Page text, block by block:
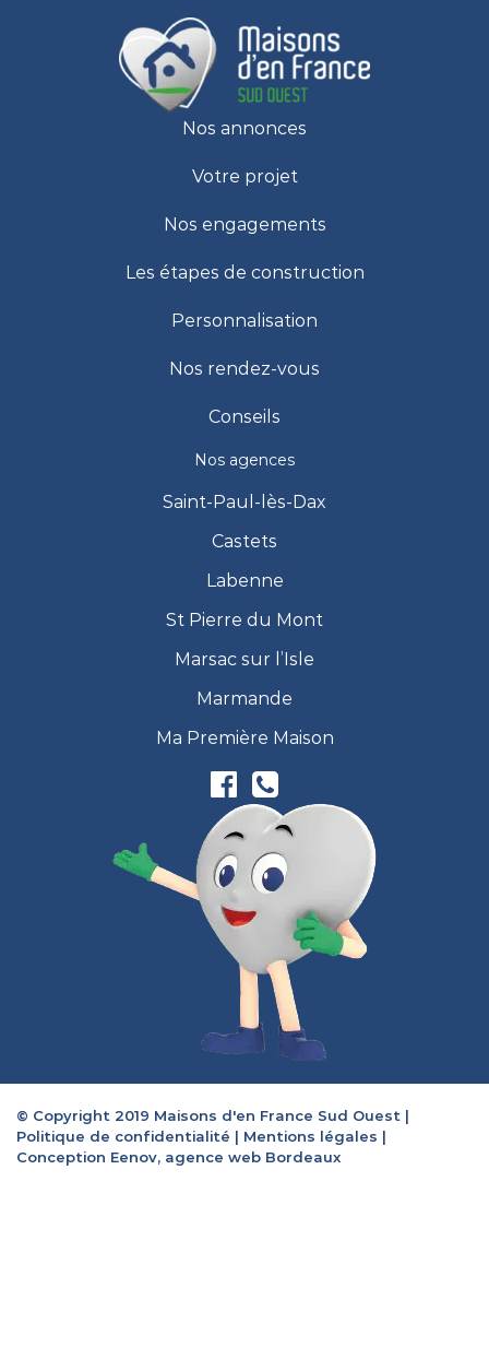
Nos annonces
Votre projet
Nos engagements
Les étapes de construction
Personnalisation
Nos rendez-vous
Conseils
Nos agences
Saint-Paul-lès-Dax
Castets
Labenne
St Pierre du Mont
Marsac sur l’Isle
Marmande
Ma Première Maison
© Copyright 2019 Maisons d'en France Sud Ouest |
Politique de confidentialité | Mentions légales |
Conception Eenov, agence web Bordeaux